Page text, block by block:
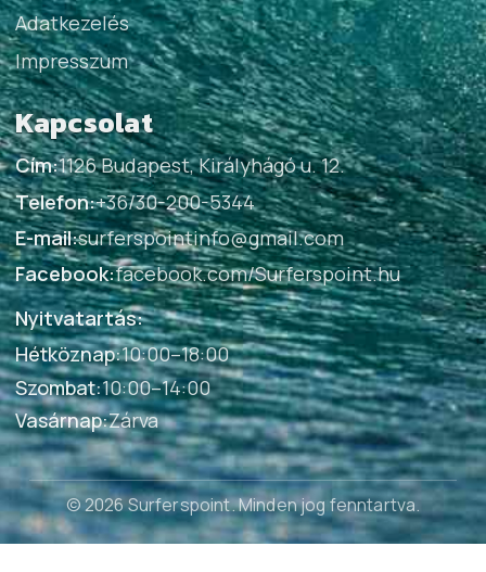
Adatkezelés
Impresszum
Kapcsolat
Cím:1126 Budapest, Királyhágó u. 12.
Telefon:+36/30-200-5344
E-mail:surferspointinfo@gmail.com
Facebook:facebook.com/Surferspoint.hu
Nyitvatartás:
Hétköznap:10:00–18:00
Szombat:10:00–14:00
Vasárnap:Zárva
© 2026 Surferspoint. Minden jog fenntartva.